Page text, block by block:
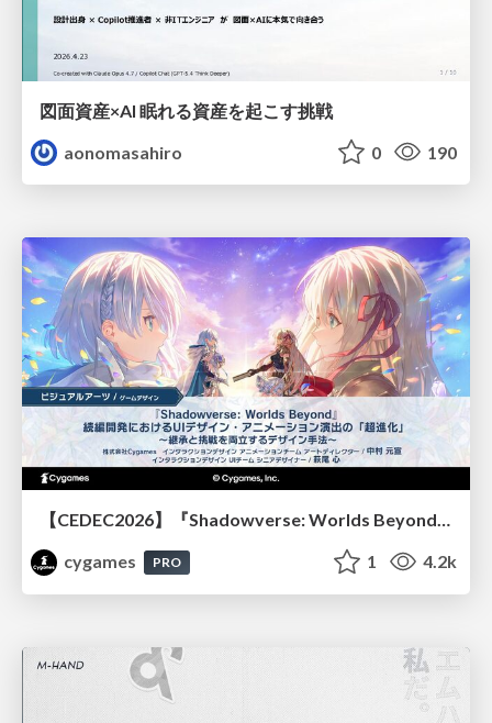
図面資産×AI 眠れる資産を起こす挑戦
aonomasahiro
0 190
【CEDEC2026】『Shadowverse: Worlds Beyond』続編開発におけるUIデザイン・アニメーション演出の「超進化」 ～継承と挑戦を両立するデザイン手法～
cygames
PRO 1 4.2k